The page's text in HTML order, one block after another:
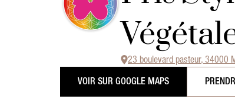
23 boulevard pasteur, 34000
VOIR SUR GOOGLE MAPS